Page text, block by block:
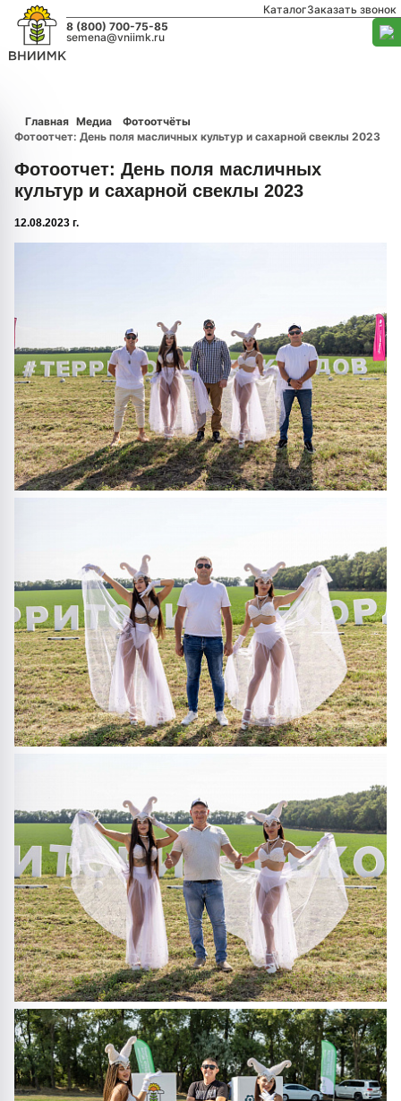
КаталогЗаказать звонок
8 (800) 700-75-85
semena@vniimk.ru
Главная Медиа
Фотоотчёты
Фотоотчет: День поля масличных культур и сахарной свеклы 2023
Фотоотчет: День поля масличных
культур и сахарной свеклы 2023
12.08.2023 г.